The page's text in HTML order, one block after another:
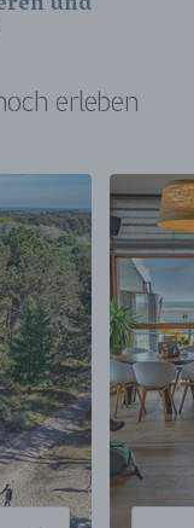
erleben